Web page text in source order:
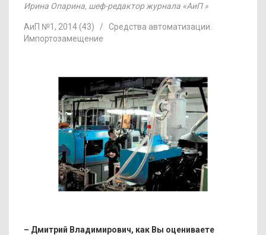
Ирина Опарина, шеф-редактор журнала «АиП »
АиП №1, 2014 (43) / Средства автоматизации.
Импортозамещение
– Дмитрий Владимирович, как Вы оцениваете